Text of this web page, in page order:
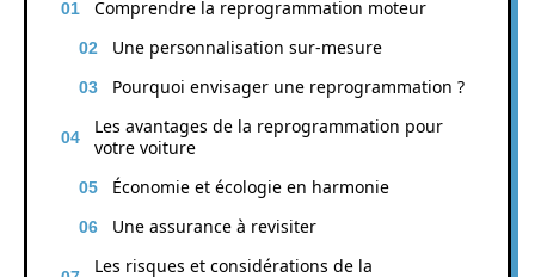
Comprendre la reprogrammation moteur
Une personnalisation sur-mesure
Pourquoi envisager une reprogrammation ?
Les avantages de la reprogrammation pour
votre voiture
Économie et écologie en harmonie
Une assurance à revisiter
Les risques et considérations de la